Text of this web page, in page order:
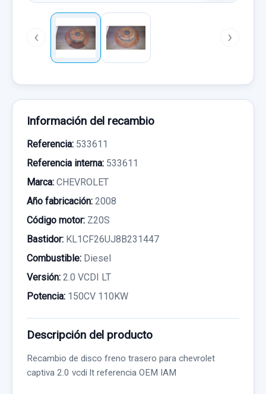
‹ ›
Información del recambio
Referencia: 533611
Referencia interna: 533611
Marca: CHEVROLET
Año fabricación: 2008
Código motor: Z20S
Bastidor: KL1CF26UJ8B231447
Combustible: Diesel
Versión: 2.0 VCDI LT
Potencia: 150CV 110KW
Descripción del producto
Recambio de disco freno trasero para chevrolet
captiva 2.0 vcdi lt referencia OEM IAM